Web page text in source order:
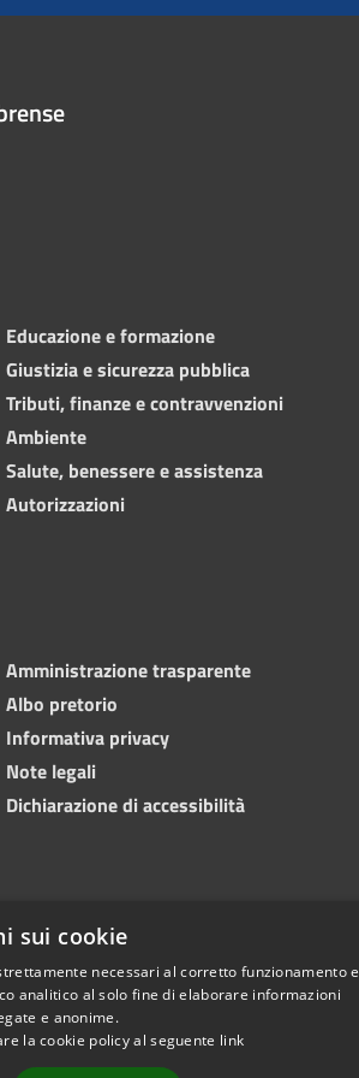
Educazione e formazione
Giustizia e sicurezza pubblica
Tributi, finanze e contravvenzioni
Ambiente
Salute, benessere e assistenza
Autorizzazioni
Amministrazione trasparente
Albo pretorio
Informativa privacy
Note legali
Dichiarazione di accessibilità
sui cookie
necessari al corretto funzionamento e
analitico al solo fine di elaborare informazioni
e anonime.
la cookie policy al seguente link